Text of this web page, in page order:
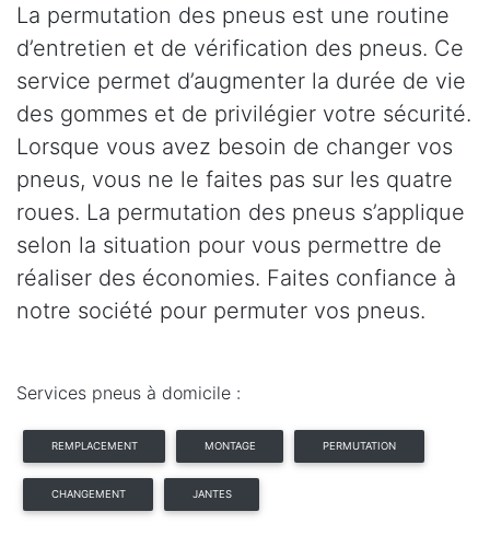
La permutation des pneus est une routine
d’entretien et de vérification des pneus. Ce
service permet d’augmenter la durée de vie
des gommes et de privilégier votre sécurité.
Lorsque vous avez besoin de changer vos
pneus, vous ne le faites pas sur les quatre
roues. La permutation des pneus s’applique
selon la situation pour vous permettre de
réaliser des économies. Faites confiance à
notre société pour permuter vos pneus.
Services pneus à domicile :
REMPLACEMENT MONTAGE PERMUTATION
CHANGEMENT JANTES